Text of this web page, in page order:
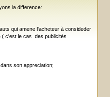
la difference:
qui amene l'acheteur à consideder
( c'est le cas des publicités
son appreciation;